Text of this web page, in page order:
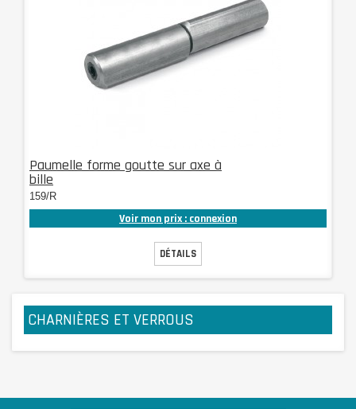
Paumelle forme goutte sur axe à
bille
159/R
Voir mon prix : connexion
DÉTAILS
CHARNIÈRES ET VERROUS